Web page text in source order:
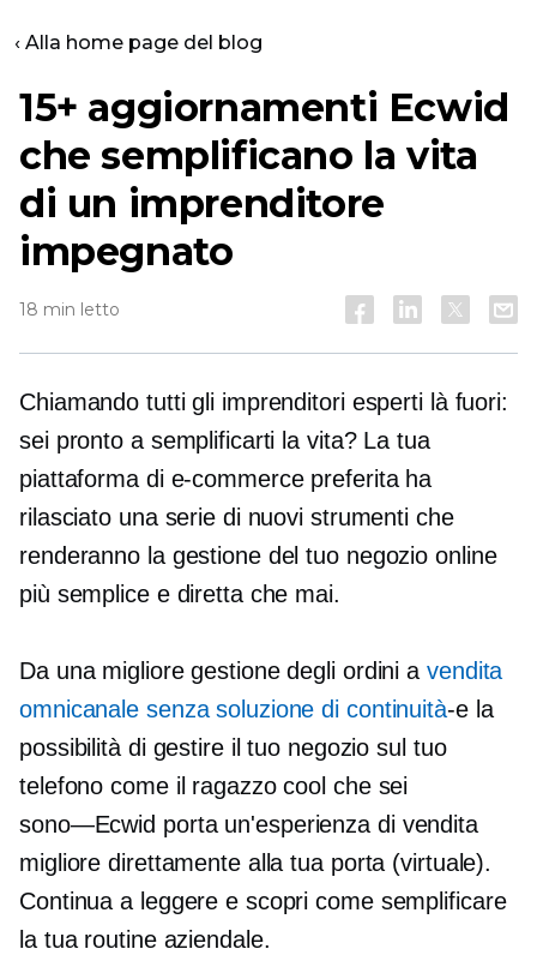
‹ Alla home page del blog
15+ aggiornamenti Ecwid
che semplificano la vita
di un imprenditore
impegnato
18 min letto
Chiamando tutti gli imprenditori esperti là fuori:
sei pronto a semplificarti la vita? La tua
piattaforma di e-commerce preferita ha
rilasciato una serie di nuovi strumenti che
renderanno la gestione del tuo negozio online
più semplice e diretta che mai.
Da una migliore gestione degli ordini a vendita
omnicanale senza soluzione di continuità-ela
possibilità di gestire il tuo negozio sul tuo
telefono come il ragazzo cool che sei
sono—Ecwid porta un'esperienza di vendita
migliore direttamente alla tua porta (virtuale).
Continua a leggere e scopri come semplificare
la tua routine aziendale.